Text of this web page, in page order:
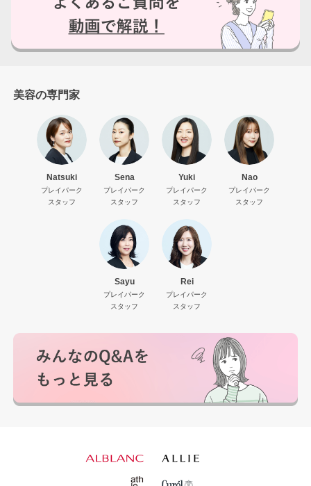
はい
美容の専門家
Natsuki
プレイパーク
スタッフ
Sena
プレイパーク
スタッフ
Yuki
プレイパーク
スタッフ
Nao
プレイパーク
スタッフ
Sayu
プレイパーク
スタッフ
Rei
プレイパーク
スタッフ